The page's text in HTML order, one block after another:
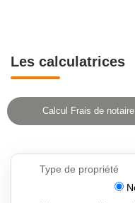
Les calculatrices
Calcul Frais de notaire